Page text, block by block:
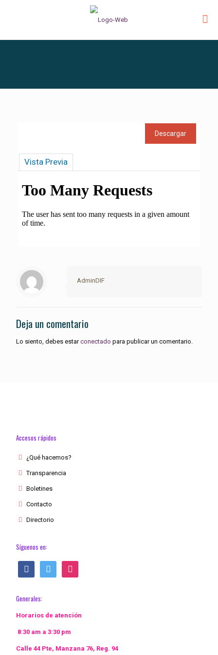
Vista Previa
AdminDIF
Deja un comentario
Lo siento, debes estarconectado para publicar un comentario.
Accesos rápidos
¿Qué hacemos?
Transparencia
Boletines
Contacto
Directorio
Síguenos en:
facebook twitter instagram
Generales:
Horarios de atención
8:30 am a 3:30 pm
Calle 44 Pte, Manzana 76, Reg. 94